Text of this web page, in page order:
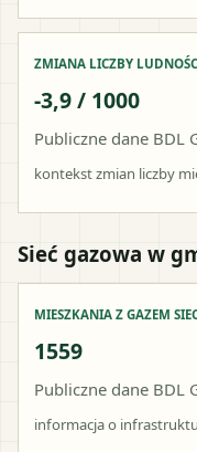
ZMIANA LICZBY
-3,9 / 1000
Publiczne dane BDL
kontekst zmian liczby
Sieć gazowa w
MIESZKANIA Z GAZEM
1559
Publiczne dane BDL
informacja o